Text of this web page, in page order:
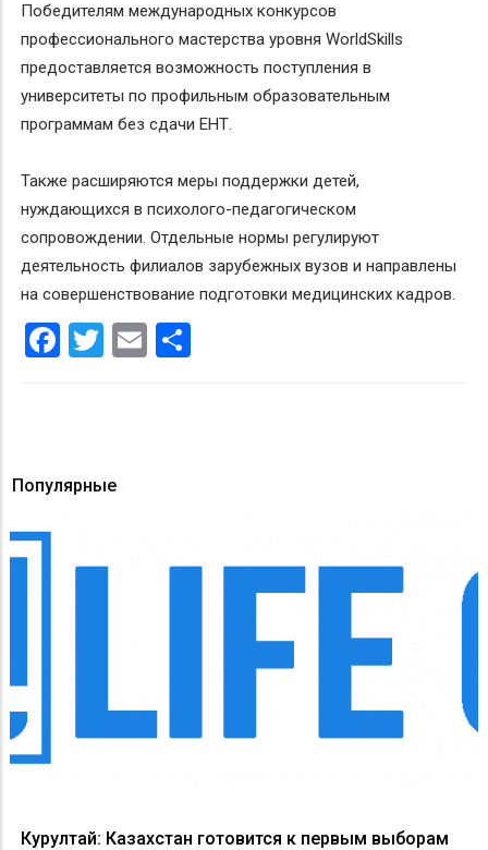
Победителям международных конкурсов
профессионального мастерства уровня WorldSkills
предоставляется возможность поступления в
университеты по профильным образовательным
программам без сдачи ЕНТ.
Также расширяются меры поддержки детей,
нуждающихся в психолого-педагогическом
сопровождении. Отдельные нормы регулируют
деятельность филиалов зарубежных вузов и направлены
на совершенствование подготовки медицинских кадров.
Facebook
Twitter
Email
Популярные
Курултай: Казахстан готовится к первым выборам